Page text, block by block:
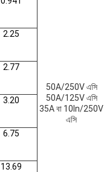
50A/250V এসি
50A/125V এসি
35A বা 10In/250V
এসি
2.25
2.77
3.20
6.75
13.69